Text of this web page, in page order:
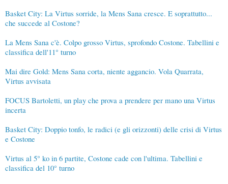
Basket City: La Virtus sorride, la Mens Sana cresce. E soprattutto...
che succede al Costone?
La Mens Sana c'è. Colpo grosso Virtus, sprofondo Costone. Tabellini e
classifica dell'11° turno
Mai dire Gold: Mens Sana corta, niente aggancio. Vola Quarrata,
Virtus avvisata
FOCUS Bartoletti, un play che prova a prendere per mano una Virtus
incerta
Basket City: Doppio tonfo, le radici (e gli orizzonti) delle crisi di Virtus
e Costone
Virtus al 5° ko in 6 partite, Costone cade con l'ultima. Tabellini e
classifica del 10° turno